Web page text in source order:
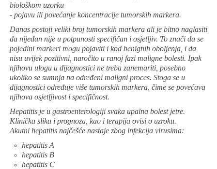
biološkom uzorku
- pojavu ili povećanje koncentracije tumorskih markera.
Danas postoji veliki broj tumorskih markera ali je bitno naglasiti
da nijedan nije u potpunosti specifičan i osjetljiv. To znači da se
pojedini markeri mogu pojaviti i kod benignih oboljenja, i da
nisu uvijek pozitivni, naročito u ranoj fazi maligne bolesti. Ipak
njihovu ulogu u dijagnostici ne treba zanemariti, posebno
ukoliko se sumnja na određeni maligni proces. Stoga se u
dijagnostici određuje više tumorskih markera, čime se povećava
njihova osjetljivost i specifičnost.
Hepatitis je u gastroenterologiji svaka upalna bolest jetre.
Klinička slika i prognoza, kao i terapija ovisi o uzroku.
Akutni hepatitis najčešće nastaje zbog infekcija virusima:
hepatitis A
hepatitis B
hepatitis C